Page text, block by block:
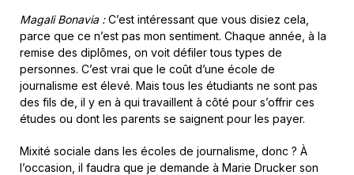
Magali Bonavia :C’est intéressant que vous disiez cela,
parce que ce n’est pas mon sentiment. Chaque année, à la
remise des diplômes, on voit défiler tous types de
personnes. C’est vrai que le coût d’une école de
journalisme est élevé. Mais tous les étudiants ne sont pas
des fils de, il y en à qui travaillent à côté pour s’offrir ces
études ou dont les parents se saignent pour les payer.
Mixité sociale dans les écoles de journalisme, donc ? À
l’occasion, il faudra que je demande à Marie Drucker son